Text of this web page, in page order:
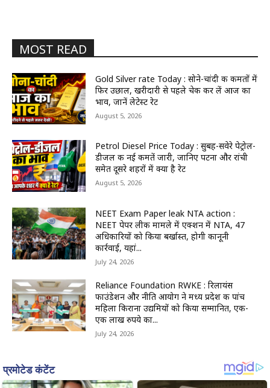
MOST READ
Gold Silver rate Today : सोने-चांदी की कीमतों में
फिर उछाल, खरीदारी से पहले चेक कर लें आज का
भाव, जानें लेटेस्ट रेट
August 5, 2026
Petrol Diesel Price Today : सुबह-सवेरे पेट्रोल-
डीजल की नई कीमतें जारी, जानिए पटना और रांची
समेत दूसरे शहरों में क्या है रेट
August 5, 2026
NEET Exam Paper leak NTA action :
NEET पेपर लीक मामले में एक्शन में NTA, 47
अधिकारियों को किया बर्खास्त, होगी कानूनी
कार्रवाई, यहां...
July 24, 2026
Reliance Foundation RWKE : रिलायंस
फाउंडेशन और नीति आयोग ने मध्य प्रदेश की पांच
महिला किराना उद्यमियों को किया सम्मानित, एक-
एक लाख रुपये का...
July 24, 2026